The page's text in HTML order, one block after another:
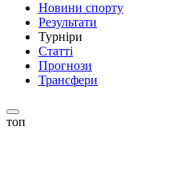
Новини спорту
Результати
Турніри
Статті
Прогнози
Трансфери
топ